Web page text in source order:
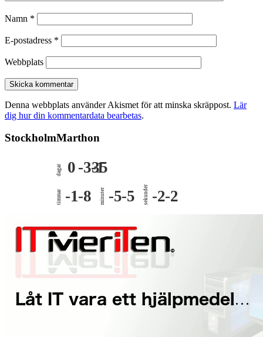
Namn *
E-postadress *
Webbplats
Denna webbplats använder Akismet för att minska skräppost. Lär
dig hur din kommentardata bearbetas.
StockholmMarthon
dagar 0 -335
-1
timmar -1-8 minuter -5-5 sekunder -2-2